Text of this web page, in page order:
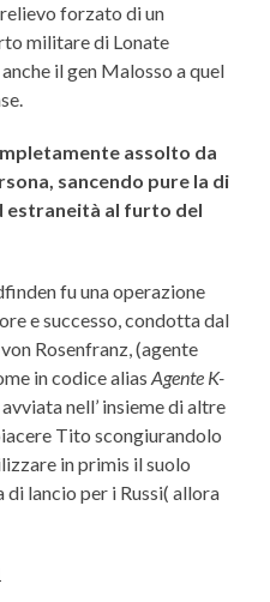
forzato di un
militare di Lonate
anche il gen Malosso a quel
assolto da
sancendo pure la di
estraneità al furto del
fu una operazione
e successo, condotta dal
Rosenfranz, (agente
in codice aliasAgente K-
nell’ insieme di altre
Tito scongiurandolo
in primis il suolo
lancio per i Russi( allora